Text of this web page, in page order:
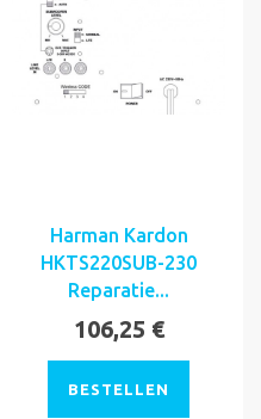
Harman Kardon
HKTS220SUB-230
Reparatie...
106,25 €
BESTELLEN